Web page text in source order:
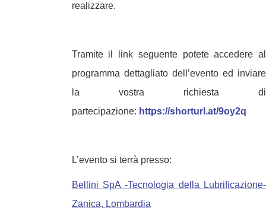
realizzare.
Tramite il link seguente potete accedere al
programma dettagliato dell’evento ed inviare
la vostra richiesta di
partecipazione: https://shorturl.at/9oy2q
L’evento si terrà presso:
Bellini SpA -Tecnologia della Lubrificazione-
Zanica, Lombardia